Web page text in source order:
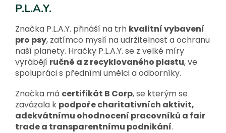
P.L.A.Y.
Značka P.L.A.Y. přináší na trh kvalitní vybavení
pro psy, zatímco myslí na udržitelnost a ochranu
naší planety. Hračky P.L.A.Y. se z velké míry
vyrábějí ručně a z recyklovaného plastu, ve
spolupráci s předními umělci a odborníky.
Značka má certifikát B Corp, se kterým se
zavázala k podpoře charitativních aktivit,
adekvátnímu ohodnocení pracovníků a fair
trade a transparentnímu podnikání.